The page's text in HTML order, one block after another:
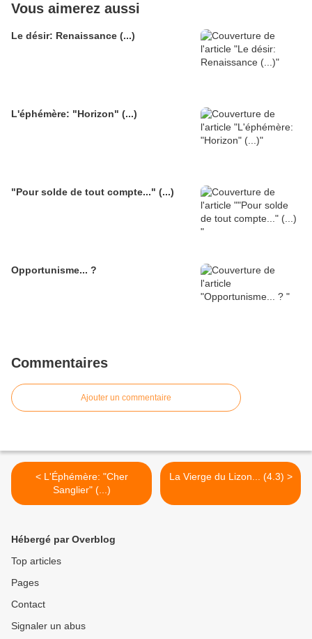
Vous aimerez aussi
Le désir: Renaissance (...)
L'éphémère: "Horizon" (...)
"Pour solde de tout compte..." (...)
Opportunisme... ?
Commentaires
Ajouter un commentaire
< L'Éphémère: "Cher
Sanglier" (...)
La Vierge du Lizon... (4.3) >
Hébergé par Overblog
Top articles
Pages
Contact
Signaler un abus